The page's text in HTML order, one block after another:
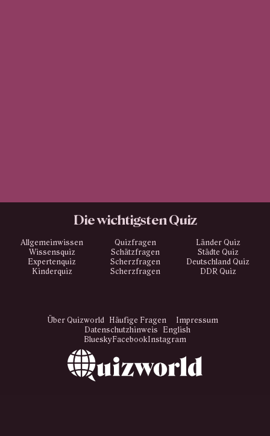
Die wichtigsten Quiz
Allgemeinwissen Quizfragen
Länder Quiz
Wissensquiz
Schätzfragen
Städte Quiz
Expertenquiz
Scherzfragen
Deutschland Quiz
Kinderquiz
Scherzfragen DDR Quiz
Über Quizworld Häufige Fragen
Impressum
Datenschutzhinweis
English
BlueskyFacebookInstagram